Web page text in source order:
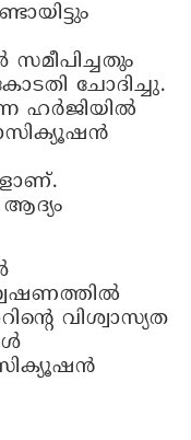
സമീപിച്ചതും
ചോദിച്ചു.
ഹര്‍ജിയില്‍
വിശ്വാസ്യത